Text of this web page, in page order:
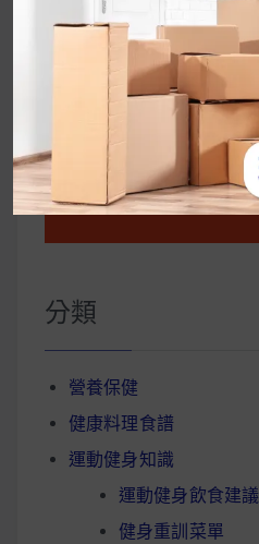
分類
營養保健
健康料理食譜
運動健身知識
運動健身飲食建議
健身重訓菜單